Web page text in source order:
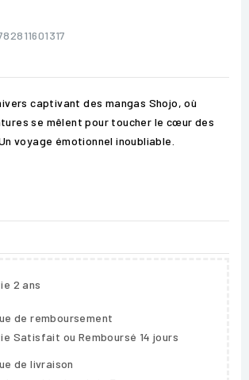
captivant des mangas Shojo, où
se mêlent pour toucher le cœur des
voyage émotionnel inoubliable.
2 ans
de remboursement
Satisfait ou Remboursé 14 jours
de livraison